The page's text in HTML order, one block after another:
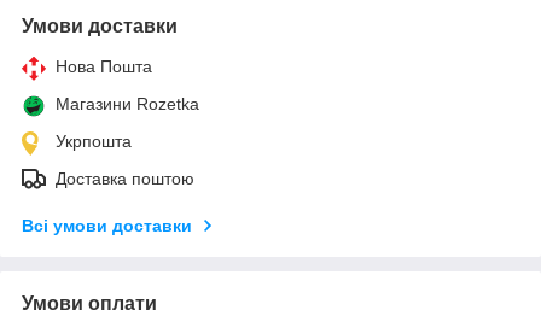
Умови доставки
Нова Пошта
Магазини Rozetka
Укрпошта
Доставка поштою
Всі умови доставки
Умови оплати